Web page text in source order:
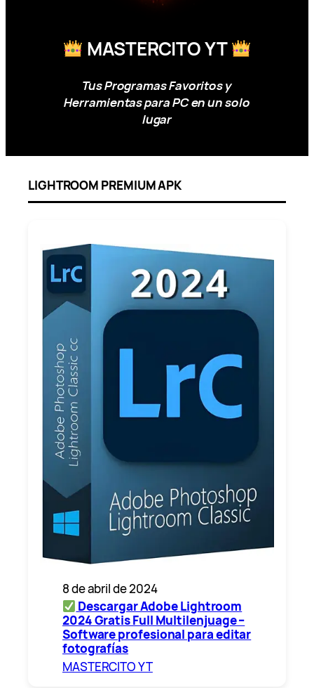
MASTERCITO YT
Tus Programas Favoritos y
Herramientas para PC en un solo
lugar
LIGHTROOM PREMIUM APK
8 de abril de 2024
Descargar Adobe Lightroom
2024 Gratis Full Multilenjuage –
Software profesional para editar
fotografías
MASTERCITO YT